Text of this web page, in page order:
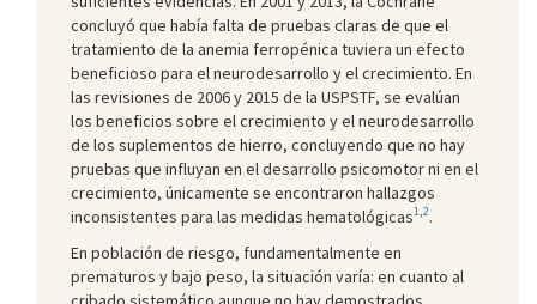
concluyó que había falta de pruebas claras de que el
tratamiento de la anemia ferropénica tuviera un efecto
beneficioso para el neurodesarrollo y el crecimiento. En
las revisiones de 2006 y 2015 de la USPSTF, se evalúan
los beneficios sobre el crecimiento y el neurodesarrollo
de los suplementos de hierro, concluyendo que no hay
pruebas que influyan en el desarrollo psicomotor ni en el
crecimiento, únicamente se encontraron hallazgos
inconsistentes para las medidas hematológicas1,2.
En población de riesgo, fundamentalmente en
prematuros y bajo peso, la situación varía: en cuanto al